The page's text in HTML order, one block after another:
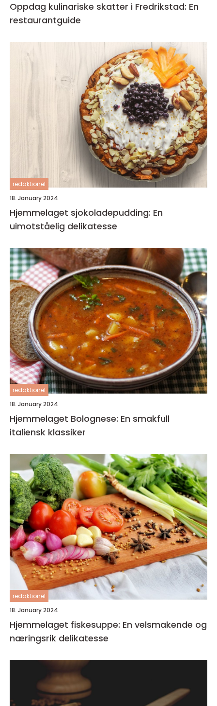
Oppdag kulinariske skatter i Fredrikstad: En
restaurantguide
redaktionel
18. January 2024
Hjemmelaget sjokoladepudding: En
uimotståelig delikatesse
redaktionel
18. January 2024
Hjemmelaget Bolognese: En smakfull
italiensk klassiker
redaktionel
18. January 2024
Hjemmelaget fiskesuppe: En velsmakende og
næringsrik delikatesse